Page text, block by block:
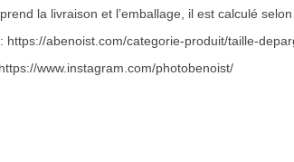
la livraison et l’emballage, il est calculé selon
https://abenoist.com/categorie-produit/taille-
www.instagram.com/photobenoist/